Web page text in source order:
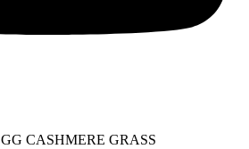
GG CASHMERE GRASS